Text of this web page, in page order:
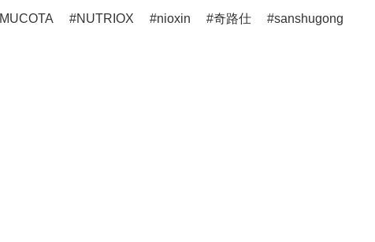
MUCOTA NUTRIOX nioxin 奇路仕 sanshugong